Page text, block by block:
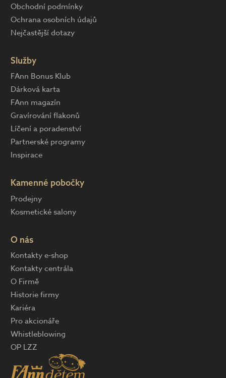
Obchodní podmínky
Ochrana osobních údajů
Nejčastější dotazy
Služby
FAnn Bonus Klub
Dárková karta
FAnn magazín
Gravírování flakonů
Líčení a poradenství
Partnerské programy
Inspirace
Kamenné pobočky
Prodejny
Kosmetické salony
O nás
Kontakty e-shop
Kontakty centrála
O Firmě
Historie firmy
Kariéra
Pro akcionáře
Whistleblowing
OP LZZ